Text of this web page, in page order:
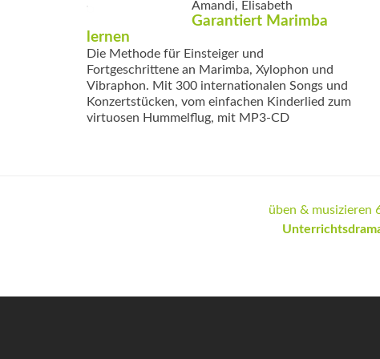
Amandi, Elisabeth
Garantiert Marimba
lernen
Die Methode für Einsteiger und
Fortgeschrittene an Marimba, Xylophon und
Vibraphon. Mit 300 internationalen Songs und
Konzertstücken, vom einfachen Kinderlied zum
virtuosen Hummelflug, mit MP3-CD
üben & musizieren